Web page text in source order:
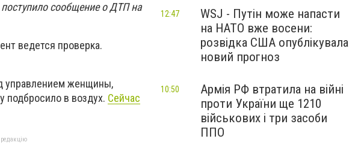
сообщение о ДТП на
ведется проверка.
управлением женщины,
подбросило в воздух. Сейчас
WSJ - Путін може напасти
на НАТО вже восени:
розвідка США опублікувала
новий прогноз
12:47
Армія РФ втратила на війні
проти України ще 1210
військових і три засоби
ППО
10:50